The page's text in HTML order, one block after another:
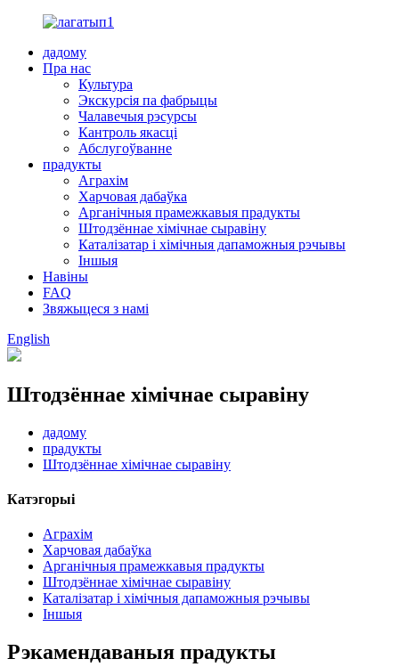
дадому
Пра нас
Культура
Экскурсія па фабрыцы
Чалавечыя рэсурсы
Кантроль якасці
Абслугоўванне
прадукты
Аграхім
Харчовая дабаўка
Арганічныя прамежкавыя прадукты
Штодзённае хімічнае сыравіну
Каталізатар і хімічныя дапаможныя рэчывы
Іншыя
Навіны
FAQ
Звяжыцеся з намі
English
Штодзённае хімічнае сыравіну
дадому
прадукты
Штодзённае хімічнае сыравіну
Катэгорыі
Аграхім
Харчовая дабаўка
Арганічныя прамежкавыя прадукты
Штодзённае хімічнае сыравіну
Каталізатар і хімічныя дапаможныя рэчывы
Іншыя
Рэкамендаваныя прадукты